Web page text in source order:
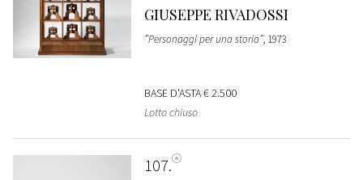
GIUSEPPE RIVADOSSI
”Personaggi per una storia”, 1973
BASE D'ASTA€ 2.500
Lotto chiuso
107